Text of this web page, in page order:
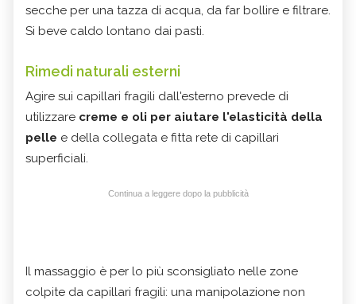
secche per una tazza di acqua, da far bollire e filtrare.
Si beve caldo lontano dai pasti.
Rimedi naturali esterni
Agire sui capillari fragili dall'esterno prevede di
utilizzare creme e oli per aiutare l'elasticità della
pelle e della collegata e fitta rete di capillari
superficiali.
Continua a leggere dopo la pubblicità
Il massaggio è per lo più sconsigliato nelle zone
colpite da capillari fragili: una manipolazione non